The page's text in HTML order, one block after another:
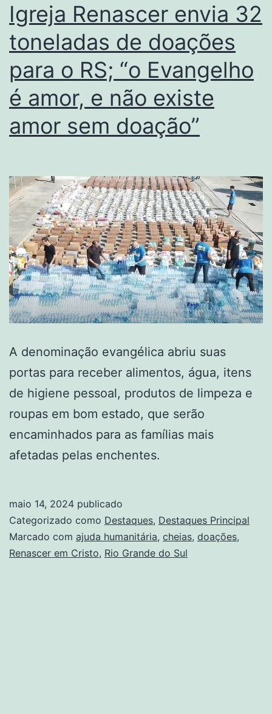
Igreja Renascer envia 32
toneladas de doações
para o RS; “o Evangelho
é amor, e não existe
amor sem doação”
A denominação evangélica abriu suas
portas para receber alimentos, água, itens
de higiene pessoal, produtos de limpeza e
roupas em bom estado, que serão
encaminhados para as famílias mais
afetadas pelas enchentes.
maio 14, 2024 publicado
Categorizado como Destaques, Destaques Principal
Marcado com ajuda humanitária, cheias, doações,
Renascer em Cristo, Rio Grande do Sul